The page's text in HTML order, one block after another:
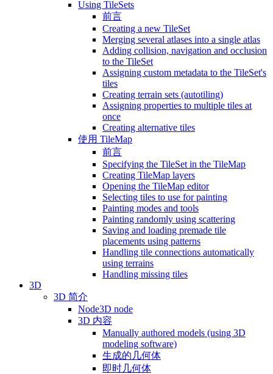
Using TileSets
前言
Creating a new TileSet
Merging several atlases into a single atlas
Adding collision, navigation and occlusion
to the TileSet
Assigning custom metadata to the TileSet's
tiles
Creating terrain sets (autotiling)
Assigning properties to multiple tiles at
once
Creating alternative tiles
使用 TileMap
前言
Specifying the TileSet in the TileMap
Creating TileMap layers
Opening the TileMap editor
Selecting tiles to use for painting
Painting modes and tools
Painting randomly using scattering
Saving and loading premade tile
placements using patterns
Handling tile connections automatically
using terrains
Handling missing tiles
3D
3D 简介
Node3D node
3D 内容
Manually authored models (using 3D
modeling software)
生成的几何体
即时几何体